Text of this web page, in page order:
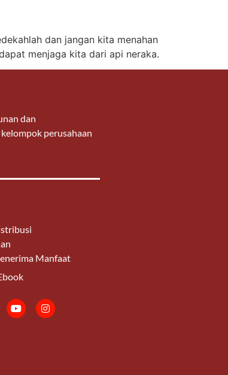
dan jangan kita menahan
menjaga kita dari api neraka.
dan
perusahaan
Manfaat